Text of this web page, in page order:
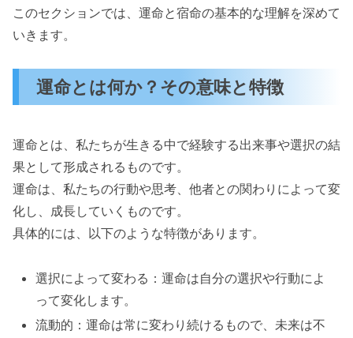
このセクションでは、運命と宿命の基本的な理解を深めて
いきます。
運命とは何か？その意味と特徴
運命とは、私たちが生きる中で経験する出来事や選択の結
果として形成されるものです。
運命は、私たちの行動や思考、他者との関わりによって変
化し、成長していくものです。
具体的には、以下のような特徴があります。
選択によって変わる：運命は自分の選択や行動によ
って変化します。
流動的：運命は常に変わり続けるもので、未来は不